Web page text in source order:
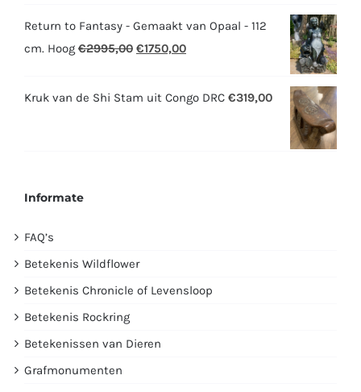
Return to Fantasy - Gemaakt van Opaal - 112
cm. Hoog €2995,00 Oorspronkelijke
was:
€1750,00Huidige
is:
Kruk van de Shi Stam uit Congo DRC €319,00
Informate
FAQ’s
Betekenis Wildflower
Betekenis Chronicle of Levensloop
Betekenis Rockring
Betekenissen van Dieren
Grafmonumenten